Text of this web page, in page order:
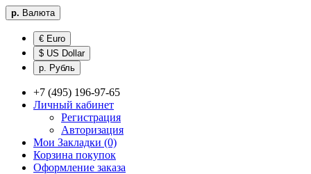
р. Валюта
€ Euro
$ US Dollar
р. Рубль
+7 (495) 196-97-65
Личный кабинет
Регистрация
Авторизация
Мои Закладки (0)
Корзина покупок
Оформление заказа